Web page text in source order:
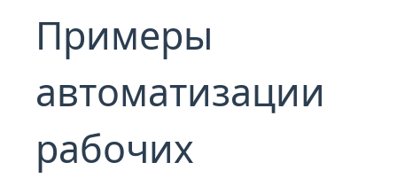
Примеры
автоматизации
рабочих